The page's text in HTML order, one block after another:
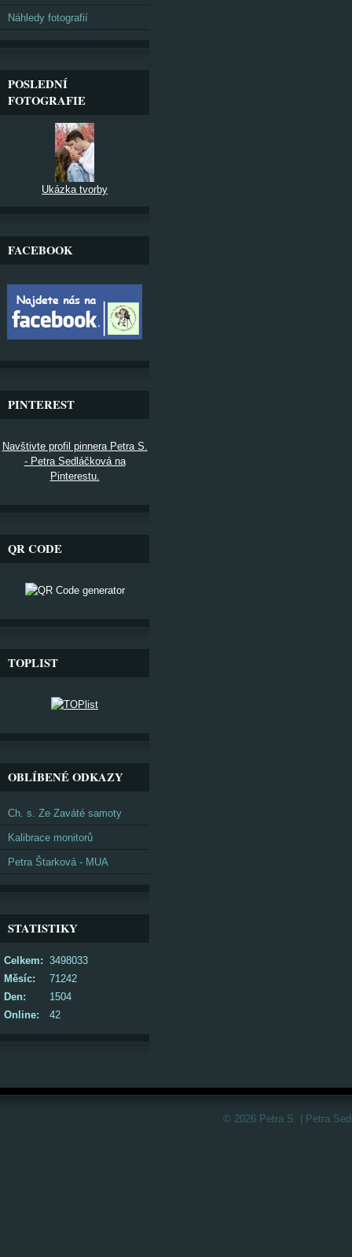
Náhledy fotografií
POSLEDNÍ
FOTOGRAFIE
Ukázka tvorby
FACEBOOK
PINTEREST
Navštivte profil pinnera Petra S.
- Petra Sedláčková na
Pinterestu.
QR CODE
TOPLIST
OBLÍBENÉ ODKAZY
Ch. s. Ze Zaváté samoty
Kalibrace monitorů
Petra Štarková - MUA
STATISTIKY
Online: 42
Celkem: 3498033
Měsíc:
71242
Den:
1504
© 2026 Petra S. | Petra